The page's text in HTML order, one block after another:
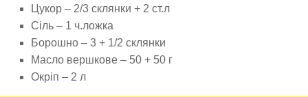
Цукор – 2/3 склянки + 2 ст.л
Сіль – 1 ч.ложка
Борошно – 3 + 1/2 склянки
Масло вершкове – 50 + 50 г
Окріп – 2 л